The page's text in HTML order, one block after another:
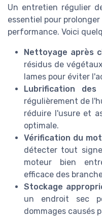
Un entretien régulier
essentiel pour
performance. Voici
Nettoyage après
résidus de
lames pour éviter
Lubrification
régulièrement de
réduire l'usure et
optimale.
Vérification du
détecter tout
moteur bien
efficace des
Stockage
un endroit sec
dommages causés